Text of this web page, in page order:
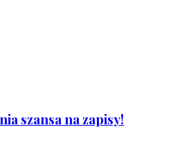
szansa na zapisy!